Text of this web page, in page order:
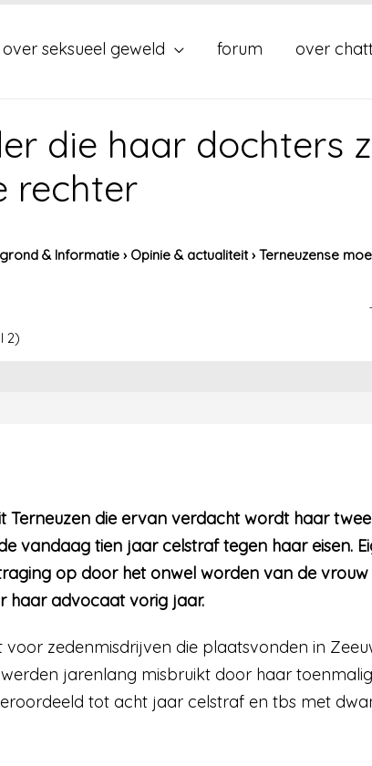
over seksueel geweld forum over
die haar dochters
rechter
& Informatie › Opinie & actualiteit › Terneuzense
2)
Terneuzen die ervan verdacht wordt haar
vandaag tien jaar celstraf tegen haar eisen.
op door het onwel worden van de
haar advocaat vorig jaar.
zedenmisdrijven die plaatsvonden in
jarenlang misbruikt door haar
tot acht jaar celstraf en tbs met